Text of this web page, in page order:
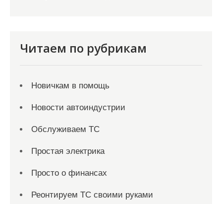
Читаем по рубрикам
Новичкам в помощь
Новости автоиндустрии
Обслуживаем ТС
Простая электрика
Просто о финансах
Реонтируем ТС своими руками